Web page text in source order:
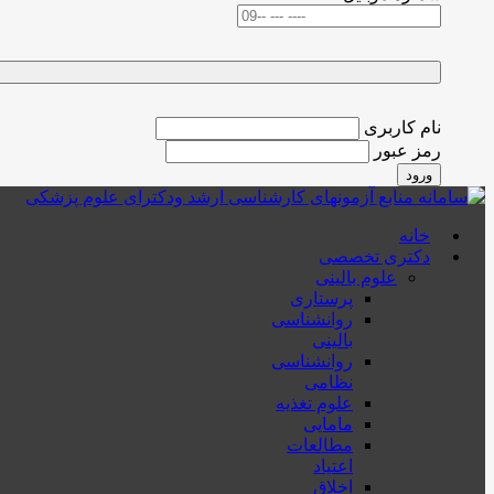
نام کاربری
رمز عبور
ورود
خانه
دکتری تخصصی
علوم بالینی
پرستاری
روانشناسی
بالینی
روانشناسی
نظامی
علوم تغذیه
مامایی
مطالعات
اعتیاد
اخلاق